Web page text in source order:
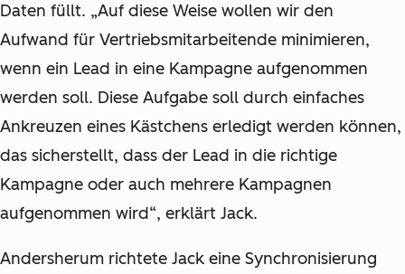
Daten füllt. „Auf diese Weise wollen wir den
Aufwand für Vertriebsmitarbeitende minimieren,
wenn ein Lead in eine Kampagne aufgenommen
werden soll. Diese Aufgabe soll durch einfaches
Ankreuzen eines Kästchens erledigt werden können,
das sicherstellt, dass der Lead in die richtige
Kampagne oder auch mehrere Kampagnen
aufgenommen wird“, erklärt Jack.
Andersherum richtete Jack eine Synchronisierung